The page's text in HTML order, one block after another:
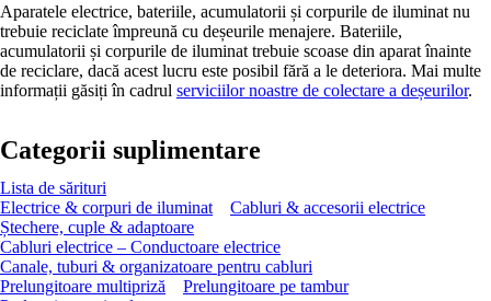
Aparatele electrice, bateriile, acumulatorii și corpurile de iluminat nu
trebuie reciclate împreună cu deșeurile menajere. Bateriile,
acumulatorii și corpurile de iluminat trebuie scoase din aparat înainte
de reciclare, dacă acest lucru este posibil fără a le deteriora. Mai multe
informații găsiți în cadrul serviciilor noastre de colectare a deșeurilor.
Categorii suplimentare
Lista de sărituri
Electrice & corpuri de iluminat
Cabluri & accesorii electrice
Ștechere, cuple & adaptoare
Cabluri electrice – Conductoare electrice
Canale, tuburi & organizatoare pentru cabluri
Prelungitoare multipriză
Prelungitoare pe tambur